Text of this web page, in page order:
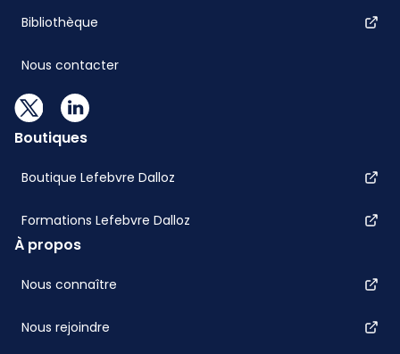
Bibliothèque
Nous contacter
Boutiques
Boutique Lefebvre Dalloz
Formations Lefebvre Dalloz
À propos
Nous connaître
Nous rejoindre